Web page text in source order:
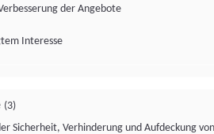
der Angebote
Interesse
(3)
Sicherheit, Verhinderung und Aufdeckung